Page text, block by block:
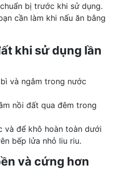
bị trước khi sử dụng.
cần làm khi nấu ăn bằng
khi sử dụng lần
và ngâm trong nước
nồi đất qua đêm trong
và để khô hoàn toàn dưới
bếp lửa nhỏ liu riu.
và cứng hơn